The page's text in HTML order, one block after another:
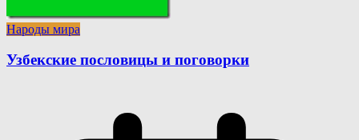
Народы мира
Узбекские пословицы и поговорки